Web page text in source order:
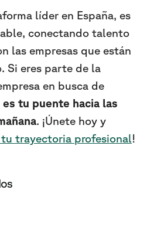
líder en España, es
conectando talento
las empresas que están
Si eres parte de la
en busca de
es tu puente hacia las
. ¡Únete hoy y
trayectoria profesional!